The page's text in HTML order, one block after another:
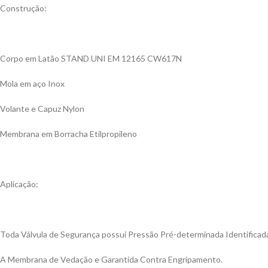
Construção:
Corpo em Latão STAND UNI EM 12165 CW617N
Mola em aço Inox
Volante e Capuz Nylon
Membrana em Borracha Etilpropileno
Aplicação:
Toda Válvula de Segurança possui Pressão Pré-determinada
A Membrana de Vedação e Garantida Contra Engripamento.